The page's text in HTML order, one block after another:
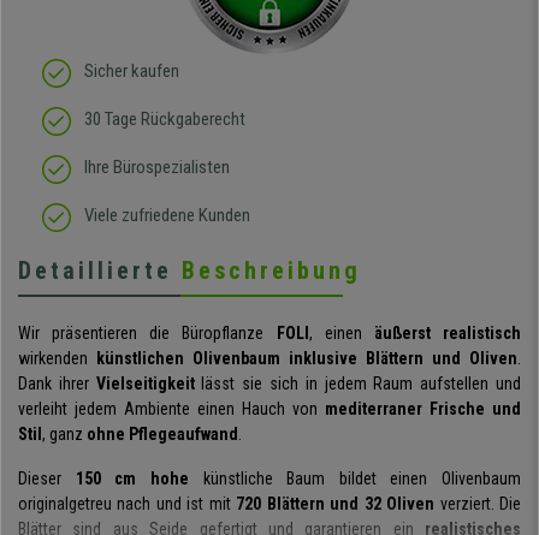
Sicher kaufen
30 Tage Rückgaberecht
Ihre Bürospezialisten
Viele zufriedene Kunden
Detaillierte Beschreibung
Wir präsentieren die Büropflanze FOLI , einen äußerst realistisch
wirkenden
künstlichen Olivenbaum inklusive Blättern und Oliven.
Dank ihrer Vielseitigkeitlässt sie sich in jedem Raum aufstellen und
verleiht jedem Ambiente einen Hauch von mediterraner Frische und
Stil , ganz ohne Pflegeaufwand .
Dieser 150 cm hohe künstliche Baum bildet einen Olivenbaum
originalgetreu nach und ist mit 720 Blättern und 32 Oliven verziert. Die
Blätter sind aus Seide gefertigt und garantieren ein realistisches